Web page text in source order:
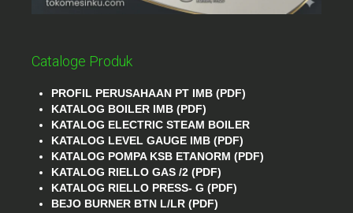
Cataloge Produk
PROFIL PERUSAHAAN PT IMB (PDF)
KATALOG BOILER IMB (PDF)
KATALOG ELECTRIC STEAM BOILER
KATALOG LEVEL GAUGE IMB (PDF)
KATALOG POMPA KSB ETANORM (PDF)
KATALOG RIELLO GAS /2 (PDF)
KATALOG RIELLO PRESS- G (PDF)
BEJO BURNER BTN L/LR (PDF)